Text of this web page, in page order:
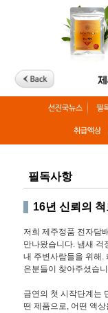
필독사항
16년 신뢰의 척
저희 제주정품 전자담
만나왔습니다. 냄새 걱
내 주변사람들을 위해.
은분들이 찾아주셨습
금연의 첫 시작단계는
떤 제품으로, 어떤 액